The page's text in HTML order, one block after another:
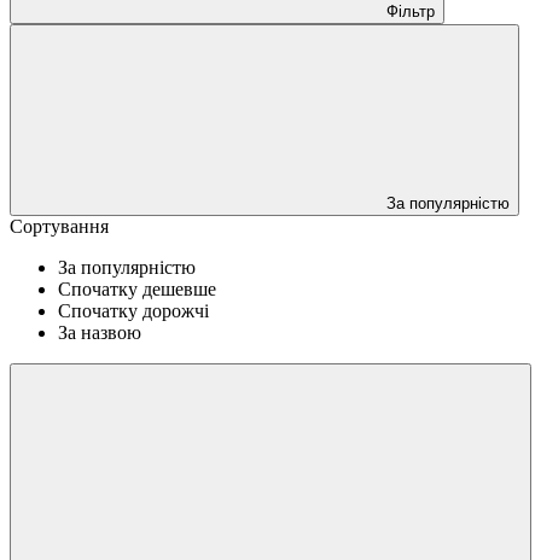
Фільтр
За популярністю
Сортування
За популярністю
Спочатку дешевше
Спочатку дорожчі
За назвою